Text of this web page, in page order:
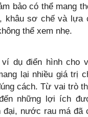
bảo có thể mang
khâu sơ chế và lựa
thể xem nhẹ.
dụ điển hình cho
lại nhiều giá trị
cách. Từ vai trò
những lợi ích
đại, nước rau má đã